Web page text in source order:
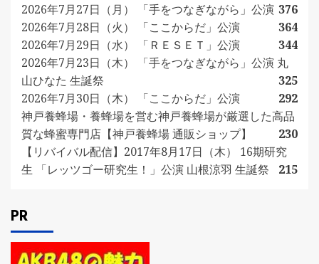
2026年7月27日（月） 「手をつなぎながら」公演 376
2026年7月28日（火） 「ここからだ」公演
364
2026年7月29日（水） 「ＲＥＳＥＴ」公演
344
2026年7月23日（木） 「手をつなぎながら」公演 丸
山ひなた 生誕祭
325
2026年7月30日（木） 「ここからだ」公演
292
神戸養蜂場・養蜂場を営む神戸養蜂場が厳選した高品
質な蜂蜜専門店【神戸養蜂場 通販ショップ】
230
【リバイバル配信】2017年8月17日（木） 16期研究
生 「レッツゴー研究生！」公演 山根涼羽 生誕祭
215
PR